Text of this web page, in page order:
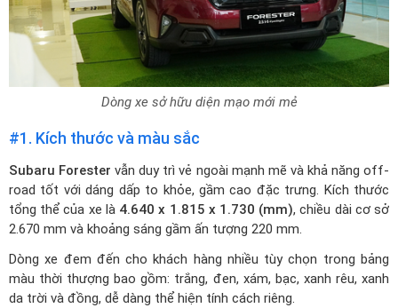
Dòng xe sở hữu diện mạo mới mẻ
#1. Kích thước và màu sắc
Subaru Forester vẫn duy trì vẻ ngoài mạnh mẽ và khả năng off-
road tốt với dáng dấp to khỏe, gầm cao đặc trưng. Kích thước
tổng thể của xe là 4.640 x 1.815 x 1.730 (mm), chiều dài cơ sở
2.670 mm và khoảng sáng gầm ấn tượng 220 mm.
Dòng xe đem đến cho khách hàng nhiều tùy chọn trong bảng
màu thời thượng bao gồm: trắng, đen, xám, bạc, xanh rêu, xanh
da trời và đồng, dễ dàng thể hiện tính cách riêng.